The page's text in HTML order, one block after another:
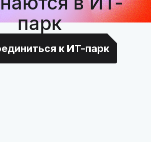
парк
к ИТ-парк